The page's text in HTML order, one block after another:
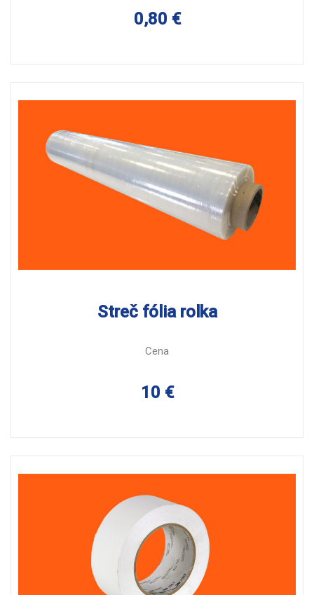
0,80 €
Streč fólia rolka
Cena
10 €